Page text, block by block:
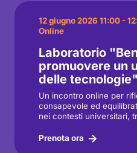
12 giugno 2026 11:00 -
Online
Laboratorio
promuovere un
delle tecnologie"
Un incontro online per
consapevole ed
nei contesti universitari,
Prenota ora